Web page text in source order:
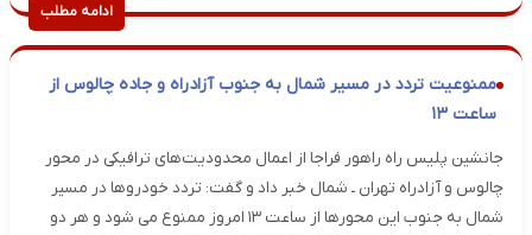
ادامه مطلب
ممنوعیت تردد در مسیر شمال به جنوب آزادراه و جاده چالوس از
ساعت ۱۳
جانشین پلیس راه راهور فراجا از اعمال محدودیت‌های ترافیکی در محور
چالوس و آزادراه تهران ـ شمال خبر داد و گفت: تردد خودروها در مسیر
شمال به جنوب این محورها از ساعت ۱۳ امروز ممنوع می شود و هر دو